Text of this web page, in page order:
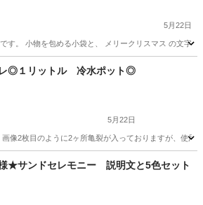
5月22日
す。 小物を包める小袋と、 メリークリスマス の文
年中行事用品 セット
◎１リットル 冷水ポット◎
5月22日
画像2枚目のように2ヶ所亀裂が入っておりますが、
★サンドセレモニー 説明文と5色セット